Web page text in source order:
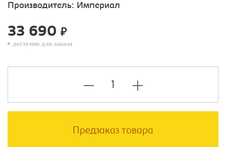
Производитель: Империал
33 690 ₽
доступно для заказа
Предзаказ товара